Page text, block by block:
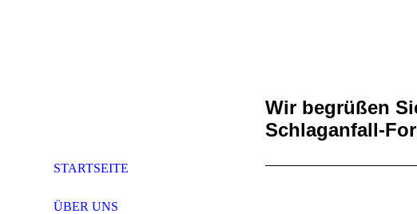
STARTSEITE
ÜBER UNS
Wir begrüßen
Schlaganfall-